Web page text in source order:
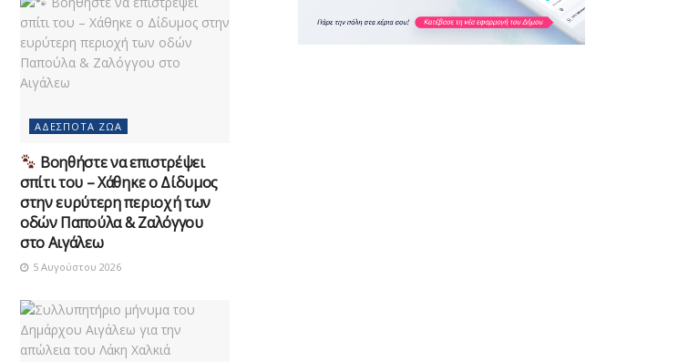
ΑΔΈΣΠΟΤΑ ΖΏΑ
Βοηθήστε να επιστρέψει
σπίτι του – Χάθηκε ο Δίδυμος
στην ευρύτερη περιοχή των
οδών Παπούλα & Ζαλόγγου
στο Αιγάλεω
5 Αυγούστου 2026